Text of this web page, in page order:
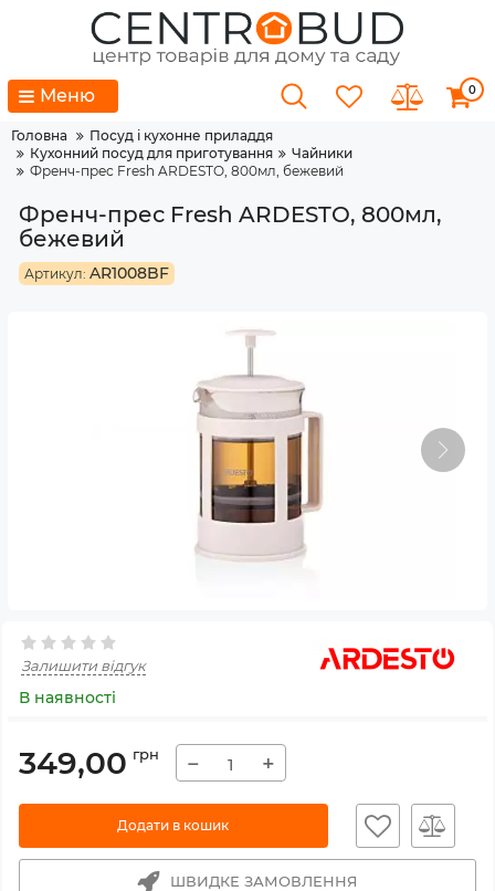
Меню 0
Головна
Посуд і кухонне приладдя
Кухонний посуд для приготування
Чайники
Френч-прес Fresh ARDESTO, 800мл, бежевий
Френч-прес Fresh ARDESTO, 800мл,
бежевий
Артикул: AR1008BF
Залишити відгук
В наявності
349,00 грн − +
Додати в кошик
ШВИДКЕ ЗАМОВЛЕННЯ